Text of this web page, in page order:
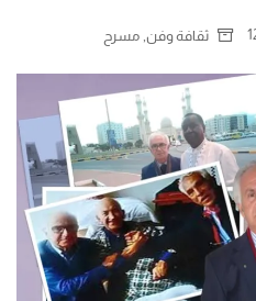
ثقافة وفن مسرح